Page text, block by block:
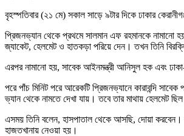
বৃহস্পতিবার (২১ মে) সকাল সাড়ে ৯টার দিকে ঢাকার
প্রিজনভ্যান থেকে প্রথমে সালমান এফ রহমানকে নামানো
জ্যাকেট, হেলমেট ও হাতকড়া পরিয়ে দেন। তখন তিনি
এরপর নামানো হয়, সাবেক আইনমন্ত্রী আনিসুল হক এবং
পরে পাঁচ মিনিট পরে আরেকটি প্রিজনভ্যানে কারাবন্দি
ভ্যান থেকে নামতে দেখা যায়। তবে তার মাথায় হেলমেট ছিল
এসময় তিনি বলেন, হাসপাতাল থেকে আসছি, দোয়া
হাজতখানায় নেওয়া হয়।